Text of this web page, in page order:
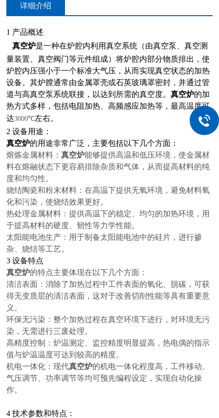
详细介绍
1 产品概述:
真空炉是一种在炉腔内利用真空系统（由真空泵、真空测
量装置、真空阀门等元件组成）将炉腔内部分物质排出，使
炉腔内压强小于一个标准大气压，从而实现真空状态的加热
设备。其炉膛通常由金属罩壳或石英玻璃罩密封，并通过管
道与高真空泵系统联接，以达到所需的真空度。真空炉的加
热方式多样，包括电阻加热、高频感应加热等，最高温度可
达3000℃左右。
2设备用途：
真空炉的用途非常广泛，主要包括以下几个方面：
熔炼金属材料：真空炉能够提供高温和低压环境，使金属材
料在熔融状态下更容易排除杂质和气体，从而提高材料的纯
度和均匀性。
烧结陶瓷和粉末材料：在高温下提供无氧环境，避免材料氧
化和污染，使烧结效果更好。
热处理金属材料：提供高温下的稳定、均匀的加热环境，用
于提高材料的硬度、韧性等力学性能。
太阳能电池生产：用于制备太阳能电池中的硅片，进行掺
杂、烧结等工艺。
3设备特点
真空炉的特点主要体现在以下几个方面：
清洁表面：消除了加热过程中工件表面的氧化、脱碳，可获
得无变质层的清洁表面，这对于改善切削性能等具有重要意
义。
环保无污染：整个加热过程在真空环境下进行，对环境无污
染，无需进行三废处理。
高精度控制：炉温测定、监控精度明显提高，热电偶的指示
值与炉温温度可达到较高的精度。
机电一体化：现代真空炉的机电一体化程度高，工件移动、
气压调节、功率调节等均可预先编程设定，实现自动化操
作。
4技术参数和特点：